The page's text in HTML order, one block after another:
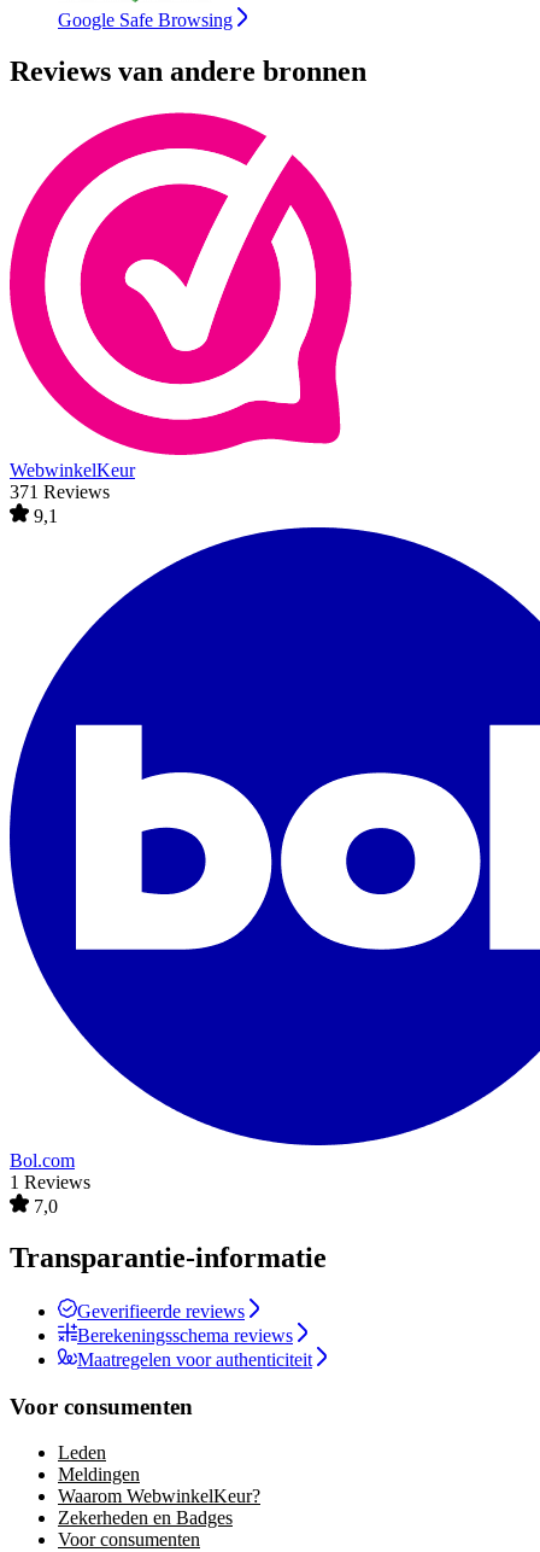
Google Safe Browsing
Reviews van andere bronnen
WebwinkelKeur
371 Reviews
9,1
Bol.com
1 Reviews
7,0
Transparantie-informatie
Geverifieerde reviews
Berekeningsschema reviews
Maatregelen voor authenticiteit
Voor consumenten
Leden
Meldingen
Waarom WebwinkelKeur?
Zekerheden en Badges
Voor consumenten